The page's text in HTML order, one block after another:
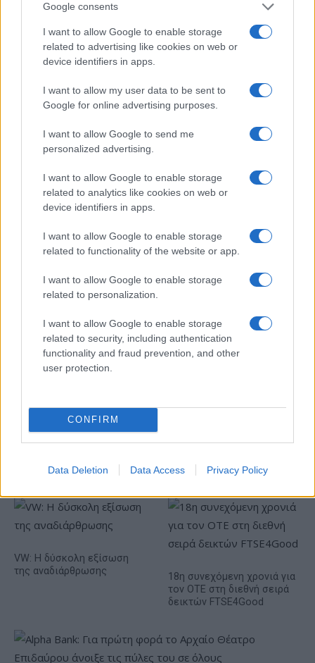
Google consents
I want to allow Google to enable storage
related to advertising like cookies on web or
device identifiers in apps.
I want to allow my user data to be sent to
Google for online advertising purposes.
I want to allow Google to send me
personalized advertising.
I want to allow Google to enable storage
related to analytics like cookies on web or
device identifiers in apps.
I want to allow Google to enable storage
related to functionality of the website or app.
I want to allow Google to enable storage
related to personalization.
I want to allow Google to enable storage
related to security, including authentication
functionality and fraud prevention, and other
user protection.
CONFIRM
Data Deletion Data Access Privacy Policy
και Λεν κόντρα στην Ελλάδα
Πάρκερ: «Όνειρό μου να
κατακτήσω το ΝΒΑ Europe
που έκανε
HELLENiQ ENERGY: Κέρδη 393 εκατ. ευρώ στο α' εξάμηνο –
Στα 734 εκατ. ευρώ τα EBITDA
Viohalco: Αυξημένος κατά
14% ο τζίρος στο α'
εξάμηνο, στα 4,3 δισ. ευρώ
– Στα 446 εκατ. ευρώ τα
την Ενέργεια
Η συμφωνία Arval-Athlon αναδιαμορφώνει την αγορά leasing
VW: Η δύσκολη εξίσωση
της αναδιάρθρωσης
18η συνεχόμενη χρονιά για
τον ΟΤΕ στη διεθνή σειρά
δεικτών FTSE4Good